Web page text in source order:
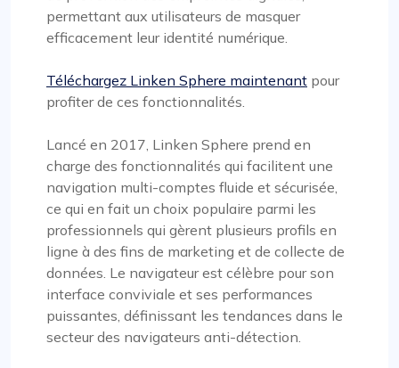
permettant aux utilisateurs de masquer
efficacement leur identité numérique.
Téléchargez Linken Sphere maintenant pour
profiter de ces fonctionnalités.
Lancé en 2017, Linken Sphere prend en
charge des fonctionnalités qui facilitent une
navigation multi-comptes fluide et sécurisée,
ce qui en fait un choix populaire parmi les
professionnels qui gèrent plusieurs profils en
ligne à des fins de marketing et de collecte de
données. Le navigateur est célèbre pour son
interface conviviale et ses performances
puissantes, définissant les tendances dans le
secteur des navigateurs anti-détection.